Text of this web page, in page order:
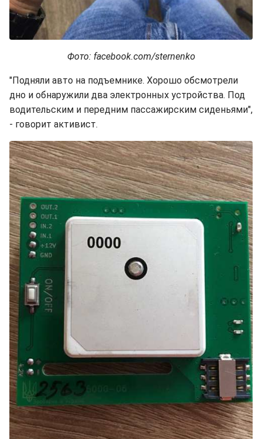
Фото: facebook.com/sternenko
"Подняли авто на подъемнике. Хорошо обсмотрели
дно и обнаружили два электронных устройства. Под
водительским и передним пассажирским сиденьями",
- говорит активист.